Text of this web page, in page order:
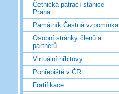
Četnická pátrací stanice
Praha
Památník Čestná vzpomínka
Osobní stránky členů a
partnerů
Virtuální hřbitovy
Pohřebiště v ČR
Fortifikace